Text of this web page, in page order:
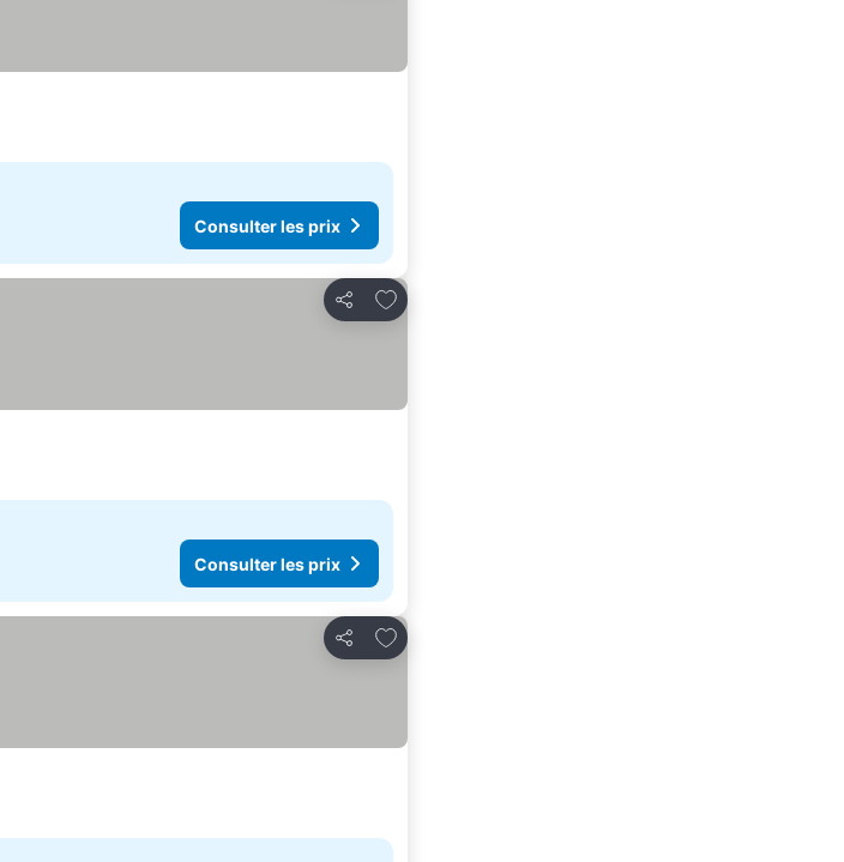
Consulter les prix
Partager
Ajouter à mes favoris
Consulter les prix
Partager
Ajouter à mes favoris